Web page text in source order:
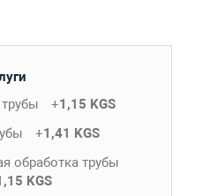
+1,15 KGS
+1,41 KGS
обработка трубы
KGS